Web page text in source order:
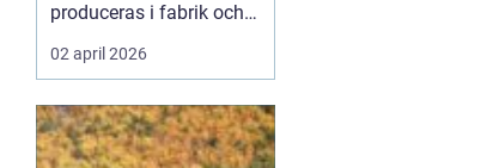
produceras i fabrik och
levereras som en
komplett enhet till
Modulen lyfts på plats,
kopplas in mot husets
02 april 2026